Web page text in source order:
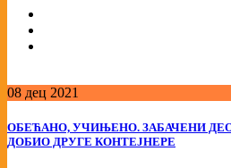
08 дец 2021
ОБЕЋАНО, УЧИЊЕНО. ЗАБАЧЕНИ
ДОБИО ДРУГЕ КОНТЕЈНЕРЕ